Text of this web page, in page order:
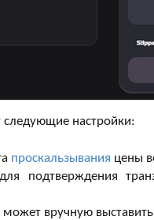
настройки:
проскальзывания цены
подтверждения
вручную